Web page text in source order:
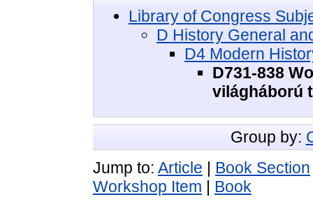
Library of Congress
D History General
D4 Modern
D731-838
világháború
Group by:
Jump to: Article Book Section
Workshop Item
Book